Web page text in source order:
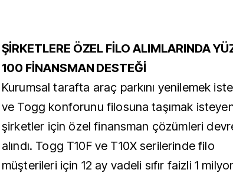
ŞİRKETLERE ÖZEL FİLO ALIMLARINDA
100 FİNANSMAN DESTEĞİ
Kurumsal tarafta araç parkını yenilemek
ve Togg konforunu filosuna taşımak
şirketler için özel finansman çözümleri
alındı. Togg T10F ve T10X serilerinde filo
müşterileri için 12 ay vadeli sıfır faizli 1